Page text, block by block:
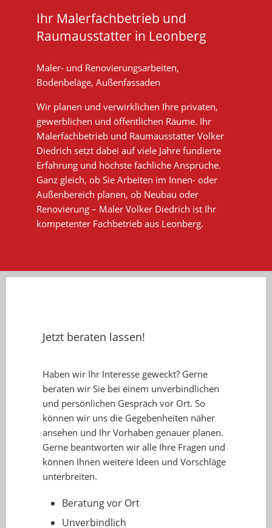
Ihr Malerfachbetrieb und
Raumausstatter in Leonberg
Maler- und Renovierungsarbeiten,
Bodenbeläge, Außenfassaden
Wir planen und verwirklichen Ihre privaten,
gewerblichen und öffentlichen Räume. Ihr
Malerfachbetrieb und Raumausstatter Volker
Diedrich setzt dabei auf viele Jahre fundierte
Erfahrung und höchste fachliche Ansprüche.
Ganz gleich, ob Sie Arbeiten im Innen- oder
Außenbereich planen, ob Neubau oder
Renovierung – Maler Volker Diedrich ist Ihr
kompetenter Fachbetrieb aus Leonberg.
Jetzt beraten lassen!
Haben wir Ihr Interesse geweckt? Gerne
beraten wir Sie bei einem unverbindlichen
und persönlichen Gespräch vor Ort. So
können wir uns die Gegebenheiten näher
ansehen und Ihr Vorhaben genauer planen.
Gerne beantworten wir alle Ihre Fragen und
können Ihnen weitere Ideen und Vorschläge
unterbreiten.
Beratung vor Ort
Unverbindlich